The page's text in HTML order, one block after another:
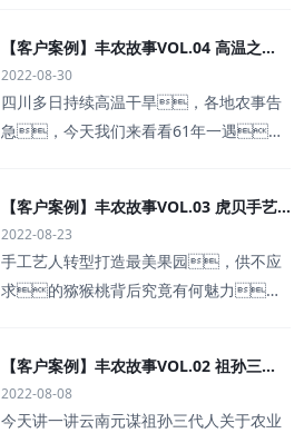
【客户案例】丰农故事VOL.04 高温之
下的付出与坚守
2022-08-30
四川多日持续高温干旱，各地农事告
急，今天我们来看看61年一遇的
【客户案例】丰农故事VOL.03 虎贝手艺
人猕猴桃之路
2022-08-23
手工艺人转型打造最美果园，供不应
求的猕猴桃背后究竟有何魅力，
【客户案例】丰农故事VOL.02 祖孙三
代的农业梦
2022-08-08
今天讲一讲云南元谋祖孙三代人关于农业